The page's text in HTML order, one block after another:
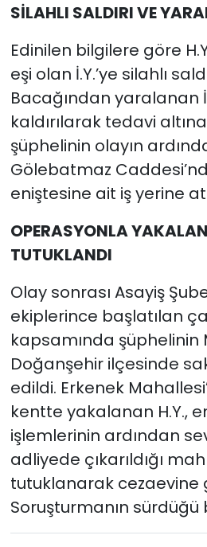
SİLAHLI SALDIRI VE
Edinilen bilgilere göre
eşi olan İ.Y.’ye silahlı
Bacağından yaralanan
kaldırılarak tedavi altına
şüphelinin olayın
Gölebatmaz
eniştesine ait iş yerine
OPERASYONLA
TUTUKLANDI
Olay sonrası Asayiş
ekiplerince başlatılan
kapsamında şüphelinin
Doğanşehir ilçesinde
edildi. Erkenek
kentte yakalanan H.Y.,
işlemlerinin ardından
adliyede çıkarıldığı
tutuklanarak cezaevine
Soruşturmanın sürdüğü